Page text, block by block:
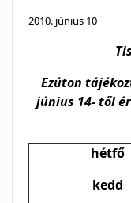
2010. június 10
Ezúton
június 14- től
hétfő
kedd